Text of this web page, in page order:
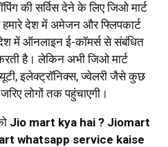
की सर्विस देने के लिए जिओ मार्ट
देश में अमेजन और फ्लिपकार्ट
देश में ऑनलाइन ई-कॉमर्स से संबंधित
है। लेकिन अभी जिओ मार्ट
इलेक्ट्रॉनिक्स, ज्वेलरी जैसे कुछ
लोगों तक पहुंचाएगी।
Jio mart kya hai ? Jiomart
whatsapp service kaise